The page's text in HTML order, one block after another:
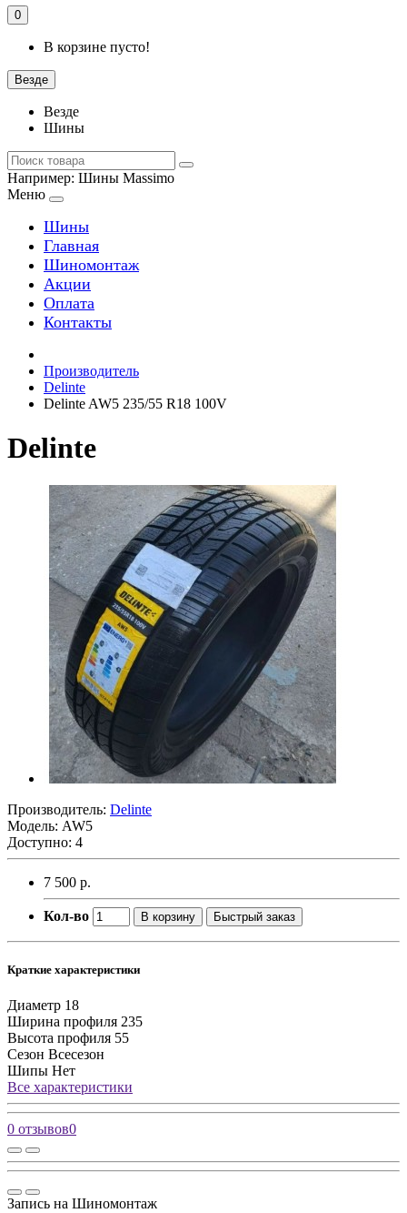
0
В корзине пусто!
Везде
Везде
Шины
Например: Шины Massimo
Меню
Шины
Главная
Шиномонтаж
Акции
Оплата
Контакты
Производитель
Delinte
Delinte AW5 235/55 R18 100V
Delinte
Производитель: Delinte
Модель: AW5
Доступно: 4
7 500 р.
Кол-во В корзину Быстрый заказ
Краткие характеристики
Диаметр 18
Ширина профиля 235
Высота профиля 55
Сезон Всесезон
Шипы Нет
Все характеристики
0 отзывов0
Запись на Шиномонтаж